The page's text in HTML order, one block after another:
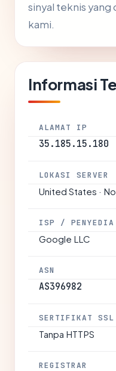
sinyal teknis
kami.
Informasi
ALAMAT IP
35.185.15.180
LOKASI SERVER
United States ·
ISP / PENYEDIA
Google LLC
ASN
AS396982
SERTIFIKAT SSL
Tanpa HTTPS
REGISTRAR